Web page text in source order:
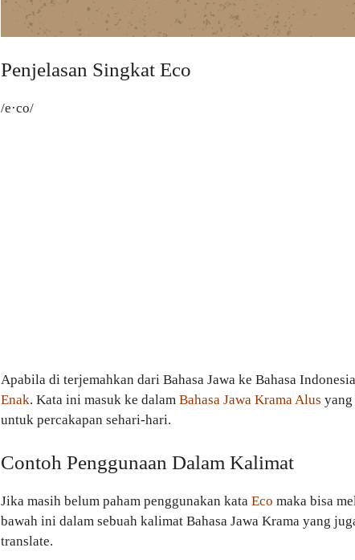
Penjelasan Singkat Eco
/e·co/
Apabila di terjemahkan dari Bahasa Jawa ke Bahasa
Enak. Kata ini masuk ke dalam Bahasa Jawa Krama Alus
untuk percakapan sehari-hari.
Contoh Penggunaan Dalam Kalimat
Jika masih belum paham penggunakan kata Eco maka bisa
bawah ini dalam sebuah kalimat Bahasa Jawa Krama yang
translate.